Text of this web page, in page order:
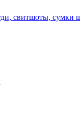
свитшоты, сумки